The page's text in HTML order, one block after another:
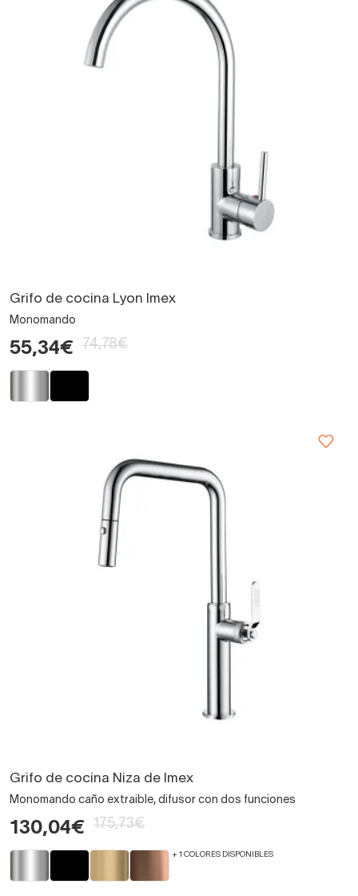
Grifo de cocina Lyon Imex
Monomando
55,34€ 74,78€
Grifo de cocina Niza de Imex
Monomando caño extraible, difusor con dos funciones
130,04€ 175,73€
+ 1 COLORES DISPONIBLES